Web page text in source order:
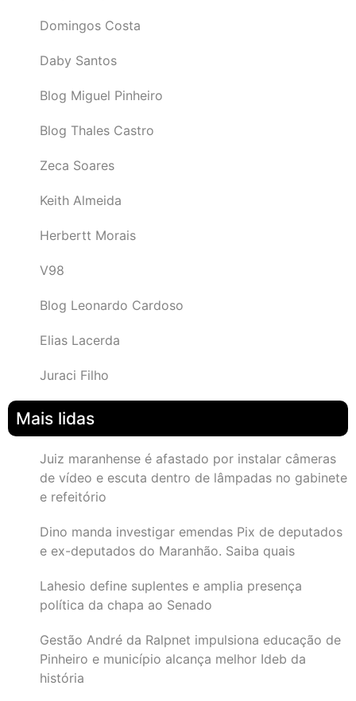
Domingos Costa
Daby Santos
Blog Miguel Pinheiro
Blog Thales Castro
Zeca Soares
Keith Almeida
Herbertt Morais
V98
Blog Leonardo Cardoso
Elias Lacerda
Juraci Filho
Mais lidas
Juiz maranhense é afastado por instalar câmeras
de vídeo e escuta dentro de lâmpadas no gabinete
e refeitório
Dino manda investigar emendas Pix de deputados
e ex-deputados do Maranhão. Saiba quais
Lahesio define suplentes e amplia presença
política da chapa ao Senado
Gestão André da Ralpnet impulsiona educação de
Pinheiro e município alcança melhor Ideb da
história